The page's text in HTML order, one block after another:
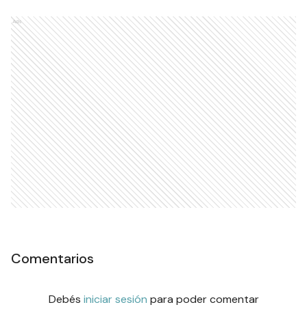
Ads
Comentarios
Debés iniciar sesión para poder comentar